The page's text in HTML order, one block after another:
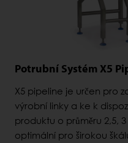
Potrubní Systém X5
X5 pipeline je určen pro
výrobní linky a ke k
produktu o průměru 2,5,
optimální pro širokou